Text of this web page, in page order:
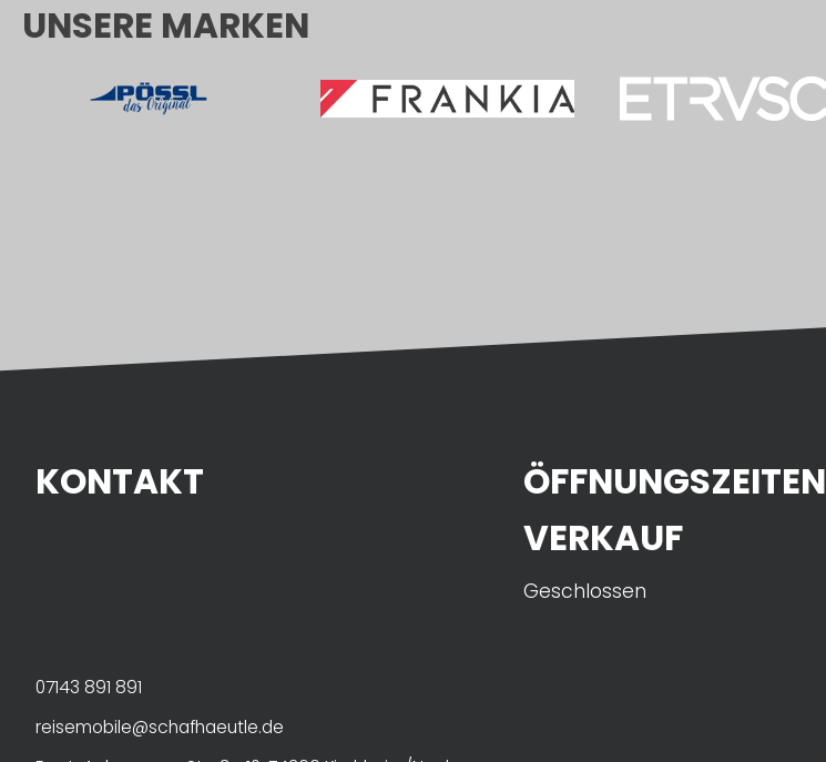
UNSERE MARKEN
KONTAKT
07143 891 891
reisemobile@schafhaeutle.de
ÖFFNUNGSZEITEN
VERKAUF
Geschlossen